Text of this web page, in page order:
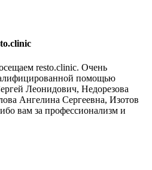
resto.clinic. Очень
помощью
Леонидович, Недорезова
Ангелина Сергеевна, Изотов
вам за профессионализм и